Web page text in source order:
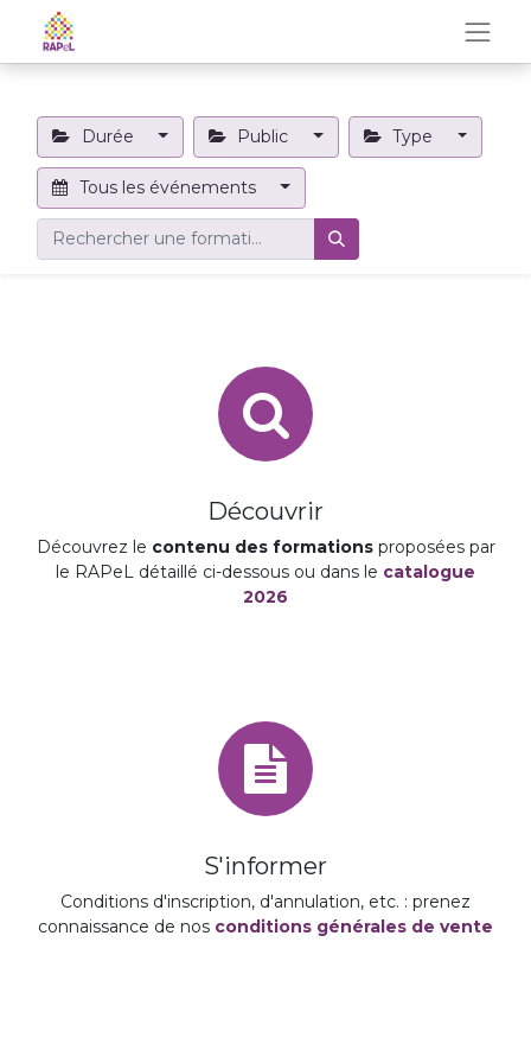
Durée Public Type
Tous les événements
Découvrir
Découvrez le contenu des formationsproposées par
le RAPeL détaillé ci-dessous ou dans le catalogue
2026
S'informer
Conditions d'inscription, d'annulation, etc. : prenez
connaissance de nos conditions générales de vente